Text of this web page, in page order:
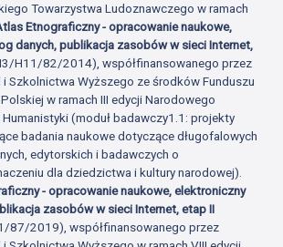
Towarzystwa Ludoznawczego w ramach
Etnograficzny - opracowanie naukowe,
danych, publikacja zasobów w sieci Internet,
H11/82/2014), współfinansowanego przez
Szkolnictwa Wyższego ze środków Funduszu
w ramach III edycji Narodowego
(moduł badawczy1.1: projekty
badania naukowe dotyczące długofalowych
edytorskich i badawczych o
dla dziedzictwa i kultury narodowej).
- opracowanie naukowe, elektroniczny
zasobów w sieci Internet, etap II
87/2019), współfinansowanego przez